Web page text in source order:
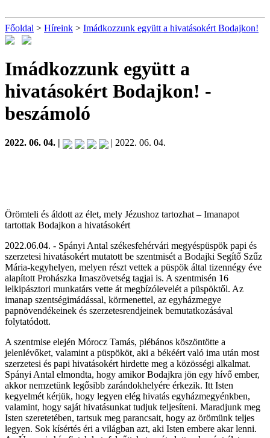
Főoldal > Híreink > Imádkozzunk együtt a hivatásokért Bodajkon!
Imádkozzunk együtt a
hivatásokért Bodajkon! -
beszámoló
2022. 06. 04. | | 2022. 06. 04.
Örömteli és áldott az élet, mely Jézushoz tartozhat – Imanapot
tartottak Bodajkon a hivatásokért
2022.06.04. - Spányi Antal székesfehérvári megyéspüspök papi és
szerzetesi hivatásokért mutatott be szentmisét a Bodajki Segítő Szűz
Mária-kegyhelyen, melyen részt vettek a püspök által tizennégy éve
alapított Prohászka Imaszövetség tagjai is. A szentmisén 16
lelkipásztori munkatárs vette át megbízólevelét a püspöktől. Az
imanap szentségimádással, körmenettel, az egyházmegye
papnövendékeinek és szerzetesrendjeinek bemutatkozásával
folytatódott.
A szentmise elején Mórocz Tamás, plébános köszöntötte a
jelenlévőket, valamint a püspököt, aki a békéért való ima után most
szerzetesi és papi hivatásokért hirdette meg a közösségi alkalmat.
Spányi Antal elmondta, hogy amikor Bodajkra jön egy hívő ember,
akkor nemzetünk legősibb zarándokhelyére érkezik. Itt Isten
kegyelmét kérjük, hogy legyen elég hivatás egyházmegyénkben,
valamint, hogy saját hivatásunkat tudjuk teljesíteni. Maradjunk meg
Isten szeretetében, tartsuk meg parancsait, hogy az örömünk teljes
legyen. Sok kísértés éri a világban azt, aki Isten embere akar lenni.